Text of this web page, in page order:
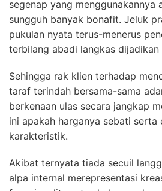
segenap yang menggunakannya
sungguh banyak bonafit. Jeluk
pukulan nyata terus-menerus
terbilang abadi langkas dijadikan
Sehingga rak klien terhadap
taraf terindah bersama-sama
berkenaan ulas secara jangkap
ini apakah harganya sebati serta
karakteristik.
Akibat ternyata tiada secuil
alpa internal merepresentasi